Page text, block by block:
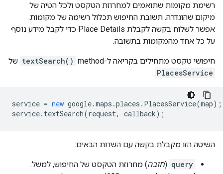
רשימת מקומות שתואמים למחרוזת הטקסט ולכל הטיה של
מיקום שהוגדרה. תשובת החיפוש תכלול רשימה של מקומות.
אפשר לשלוח בקשה לקבלת Place Details כדי לקבל מידע נוסף
על כל אחד מהמקומות בתשובה.
חיפושי טקסט מתחילים בקריאה ל-method ‏ textSearch() של
PlacesService
.
service = new google.maps .places . PlacesService(map);
service. textSearch(request, callback);
השיטה הזו מקבלת בקשה עם השדות הבאים:
query
(חובה) מחרוזת הטקסט של החיפוש, למשל: